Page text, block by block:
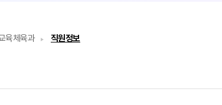
육체육과 직원정보